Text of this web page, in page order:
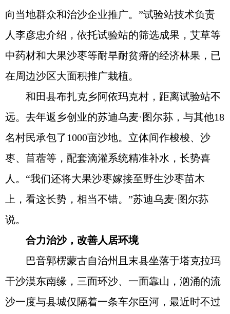
向当地群众和治沙企业推广。”试验站技术负责
人李彦忠介绍，依托试验站的筛选成果，艾草等
中药材和大果沙枣等耐旱耐贫瘠的经济林果，已
在周边沙区大面积推广栽植。
和田县布扎克乡阿依玛克村，距离试验站不
远。去年返乡创业的苏迪乌麦·图尔荪，与其他18
名村民承包了1000亩沙地。立体间作梭梭、沙
枣、苜蓿等，配套滴灌系统精准补水，长势喜
人。“我们还将大果沙枣嫁接至野生沙枣苗木
上，看这长势，相当不错。”苏迪乌麦·图尔荪
说。
合力治沙，改善人居环境
巴音郭楞蒙古自治州且末县坐落于塔克拉玛
干沙漠东南缘，三面环沙、一面靠山，汹涌的流
沙一度与县城仅隔着一条车尔臣河，最近时不过